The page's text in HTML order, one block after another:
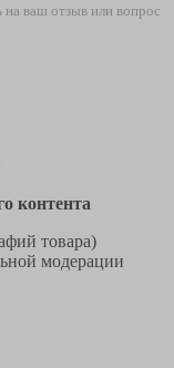
ваш отзыв или вопрос
контента
товара)
модерации